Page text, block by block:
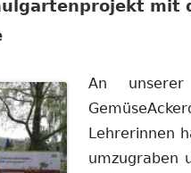
mit
An
Lehrerinnen
umzugraben